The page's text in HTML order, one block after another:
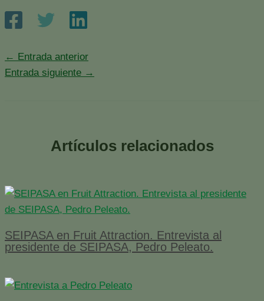
← Entrada anterior
Entrada siguiente →
Artículos relacionados
SEIPASA en Fruit Attraction. Entrevista al
presidente de SEIPASA, Pedro Peleato.